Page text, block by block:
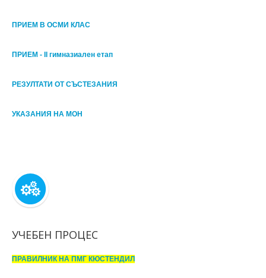
ПРИЕМ В ОСМИ КЛАС
ПРИЕМ - II гимназиален етап
РЕЗУЛТАТИ ОТ СЪСТЕЗАНИЯ
УКАЗАНИЯ НА МОН
УЧЕБЕН ПРОЦЕС
ПРАВИЛНИК НА ПМГ КЮСТЕНДИЛ